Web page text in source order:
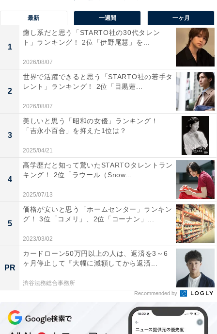
1位：GACKT／100票
改めて、
来れなくても祝ってくれた皆んな、
本当にありがとー。
当日は機材トラブルはあったもののスムーズに進行
したし、ライブならではのハプニングも面白かっ
改めて本当にありがとな。
この日の模様は、…
https://t.co/rJJ5qJoqDA
pic.twitter.com/XOxaD30SI8
最新 一週間 一ヶ月
1
癒し系だと思う「STARTO社の30代タレン
ト」ランキング！ 2位「伊野尾慧」を...
2026/08/07
2
世界で活躍できると思う「STARTO社の若手タ
レント」ランキング！ 2位「目黒蓮...
2026/08/07
3
美しいと思う「昭和の女優」ランキング！
「吉永小百合」を抑えた1位は？
2025/04/21
4
高学歴だと知って驚いたSTARTOタレントラン
キング！ 2位「ラウール（Snow...
2025/07/13
5
価格が安いと思う「ホームセンター」ランキン
グ！ 3位「コメリ」、2位「コーナン」...
2023/03/02
PR
カードローン50万円以上の人は、返済を3～6
ヶ月停止して『大幅に減額してから返済...
渋谷法務総合事務所
Recommended by